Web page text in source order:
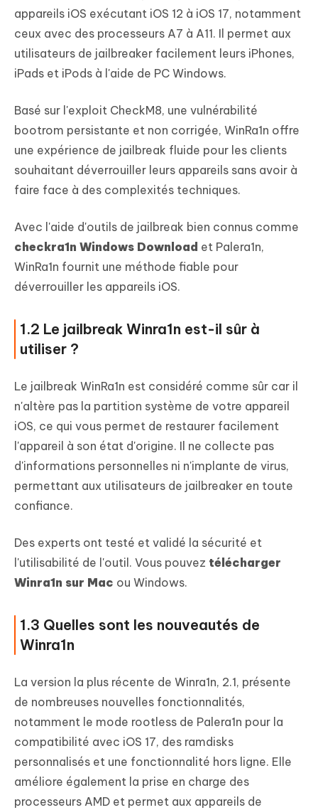
appareils iOS exécutant iOS 12 à iOS 17, notamment
ceux avec des processeurs A7 à A11. Il permet aux
utilisateurs de jailbreaker facilement leurs iPhones,
iPads et iPods à l'aide de PC Windows.
Basé sur l'exploit CheckM8, une vulnérabilité
bootrom persistante et non corrigée, WinRa1n offre
une expérience de jailbreak fluide pour les clients
souhaitant déverrouiller leurs appareils sans avoir à
faire face à des complexités techniques.
Avec l'aide d'outils de jailbreak bien connus comme
checkra1n Windows Download et Palera1n,
WinRa1n fournit une méthode fiable pour
déverrouiller les appareils iOS.
1.2 Le jailbreak Winra1n est-il sûr à
utiliser ?
Le jailbreak WinRa1n est considéré comme sûr car il
n'altère pas la partition système de votre appareil
iOS, ce qui vous permet de restaurer facilement
l'appareil à son état d'origine. Il ne collecte pas
d'informations personnelles ni n'implante de virus,
permettant aux utilisateurs de jailbreaker en toute
confiance.
Des experts ont testé et validé la sécurité et
l'utilisabilité de l'outil. Vous pouvez télécharger
Winra1n sur Mac ou Windows.
1.3 Quelles sont les nouveautés de
Winra1n
La version la plus récente de Winra1n, 2.1, présente
de nombreuses nouvelles fonctionnalités,
notamment le mode rootless de Palera1n pour la
compatibilité avec iOS 17, des ramdisks
personnalisés et une fonctionnalité hors ligne. Elle
améliore également la prise en charge des
processeurs AMD et permet aux appareils de